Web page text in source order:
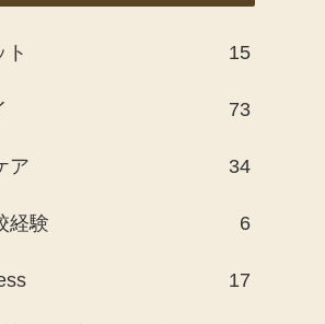
ト 15
73
ア 34
経験 6
17